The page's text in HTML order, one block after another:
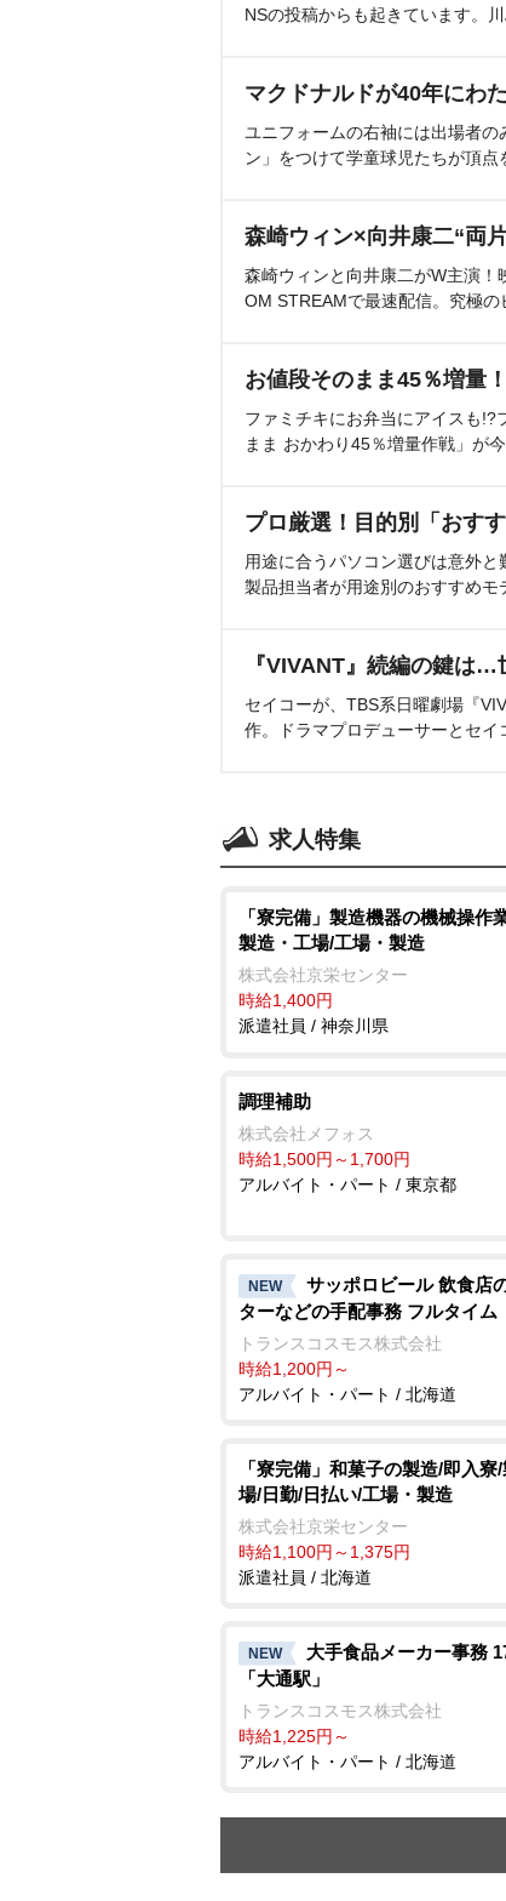
NSの投稿からも起きています。
マクドナルドが40年にわ
ユニフォームの右袖には出場者
ン」をつけて学童球児たちが頂点
森崎ウィン×向井康二“両
森崎ウィンと向井康二がW主演
OM STREAMで最速配信。究極の
お値段そのまま45％増量
ファミチキにお弁当にアイスも!?
まま おかわり45％増量作戦」が
プロ厳選！目的別「おす
用途に合うパソコン選びは意外
製品担当者が用途別のおすすめモ
『VIVANT』続編の鍵は
セイコーが、TBS系日曜劇場『
作。ドラマプロデューサーとセイ
求人特集
「寮完備」製造機器の機械操作
製造・工場/工場・製造
株式会社京栄センター
時給1,400円
派遣社員 / 神奈川県
調理補助
株式会社メフォス
時給1,500円～1,700円
アルバイト・パート / 東京都
NEW
サッポロビール 飲食店
ターなどの手配事務 フルタイム
トランスコスモス株式会社
時給1,200円～
アルバイト・パート / 北海道
「寮完備」和菓子の製造/即入寮
場/日勤/日払い/工場・製造
株式会社京栄センター
時給1,100円～1,375円
派遣社員 / 北海道
NEW
大手食品メーカー事務
「大通駅」
トランスコスモス株式会社
時給1,225円～
アルバイト・パート / 北海道